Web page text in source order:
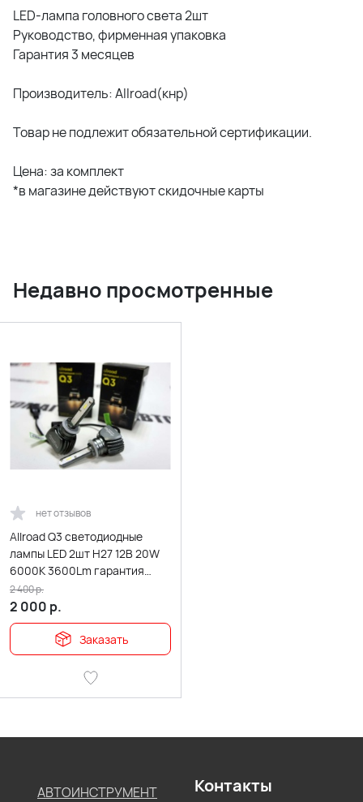
LED-лампа головного света 2шт
Руководство, фирменная упаковка
Гарантия 3 месяцев
Производитель: Allroad(кнр)
Товар не подлежит обязательной сертификации.
Цена: за комплект
*в магазине действуют скидочные карты
Недавно просмотренные
нет отзывов
Allroad Q3 светодиодные
лампы LED 2шт H27 12В 20W
6000K 3600Lm гарантия
5мес
2 000 р.
2 400р.
Заказать
АВТОИНСТРУМЕНТ
Контакты